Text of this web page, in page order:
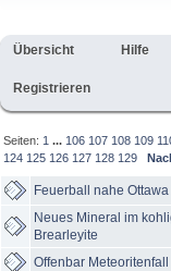
Übersicht Hilfe
Registrieren
Seiten: 1 ... 106 107 108 109
124 125 126 127 128 129
Feuerball nahe Ottawa
Neues Mineral im
Brearleyite
Offenbar